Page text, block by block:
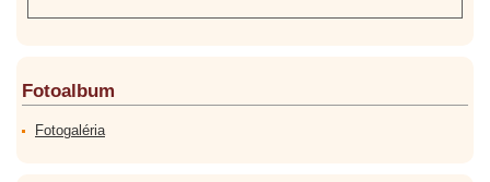
Fotoalbum
Fotogaléria